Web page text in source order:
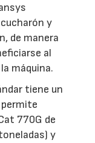
y
de manera
al
máquina.
tiene un
770G de
y